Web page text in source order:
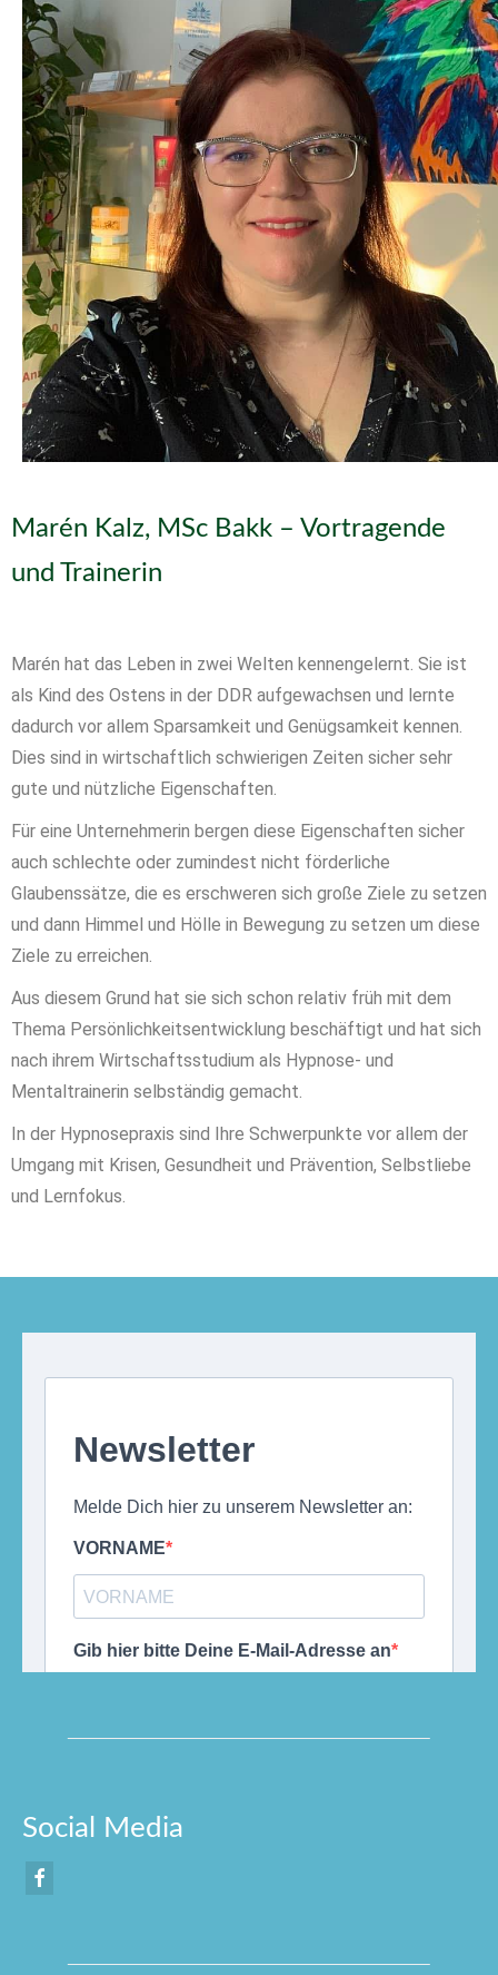
Marén Kalz, MSc Bakk – Vortragende
und Trainerin
Marén hat das Leben in zwei Welten kennengelernt. Sie ist
als Kind des Ostens in der DDR aufgewachsen und lernte
dadurch vor allem Sparsamkeit und Genügsamkeit kennen.
Dies sind in wirtschaftlich schwierigen Zeiten sicher sehr
gute und nützliche Eigenschaften.
Für eine Unternehmerin bergen diese Eigenschaften sicher
auch schlechte oder zumindest nicht förderliche
Glaubenssätze, die es erschweren sich große Ziele zu setzen
und dann Himmel und Hölle in Bewegung zu setzen um diese
Ziele zu erreichen.
Aus diesem Grund hat sie sich schon relativ früh mit dem
Thema Persönlichkeitsentwicklung beschäftigt und hat sich
nach ihrem Wirtschaftsstudium als Hypnose- und
Mentaltrainerin selbständig gemacht.
In der Hypnosepraxis sind Ihre Schwerpunkte vor allem der
Umgang mit Krisen, Gesundheit und Prävention, Selbstliebe
und Lernfokus.
Social Media